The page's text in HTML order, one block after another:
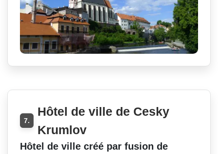
7.
Hôtel de ville de Cesky
Krumlov
Hôtel de ville créé par fusion de